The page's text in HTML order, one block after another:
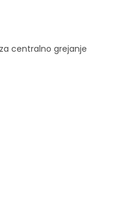
centralno grejanje